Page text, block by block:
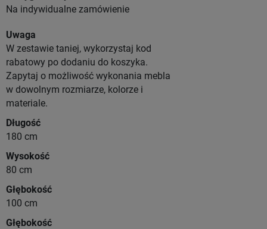
Na indywidualne zamówienie
Uwaga
W zestawie taniej, wykorzystaj kod
rabatowy po dodaniu do koszyka.
Zapytaj o możliwość wykonania mebla
w dowolnym rozmiarze, kolorze i
materiale.
Długość
180 cm
Wysokość
80 cm
Głębokość
100 cm
Głębokość